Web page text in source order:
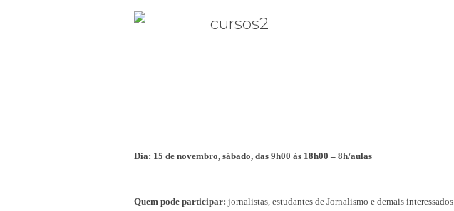
Dia: 15 de novembro, sábado, das 9h00 às 18h00 – 8h/aulas
Quem pode participar: jornalistas, estudantes de Jornalismo e demais interessados.